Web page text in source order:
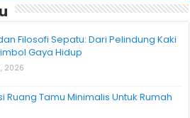
Filosofi Sepatu: Dari Pelindung Kaki
Gaya Hidup
2026
Ruang Tamu Minimalis Untuk Rumah